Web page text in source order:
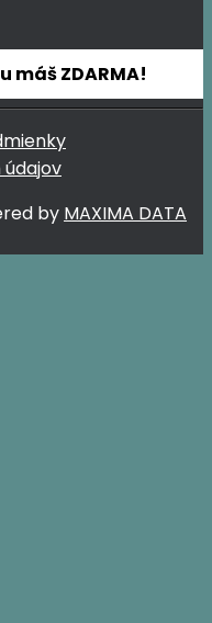
máš ZDARMA!
by MAXIMA DATA